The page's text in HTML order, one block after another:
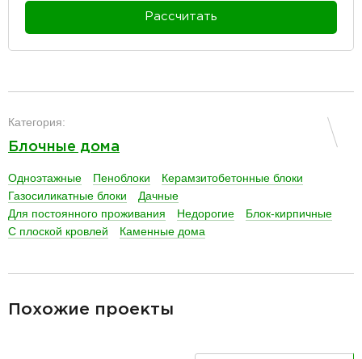
Рассчитать
Категория:
Блочные дома
Одноэтажные Пеноблоки
Керамзитобетонные блоки
Газосиликатные блоки
Дачные
Для постоянного проживания
Недорогие
Блок-кирпичные
С плоской кровлей
Каменные дома
Похожие проекты